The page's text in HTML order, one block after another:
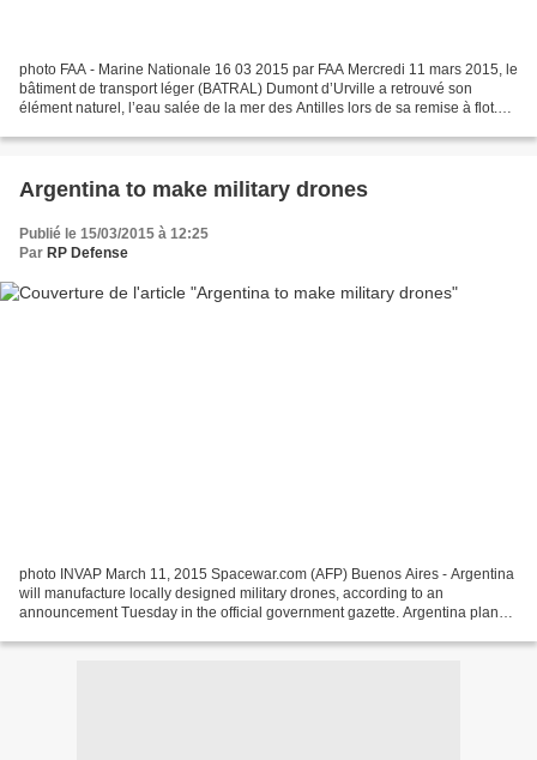
photo FAA - Marine Nationale 16 03 2015 par FAA Mercredi 11 mars 2015, le
bâtiment de transport léger (BATRAL) Dumont d’Urville a retrouvé son
élément naturel, l’eau salée de la mer des Antilles lors de sa remise à flot.
Argentina to make military drones
Publié le 15/03/2015 à 12:25
Par RP Defense
photo INVAP March 11, 2015 Spacewar.com (AFP) Buenos Aires - Argentina
will manufacture locally designed military drones, according to an
announcement Tuesday in the official government gazette. Argentina plans